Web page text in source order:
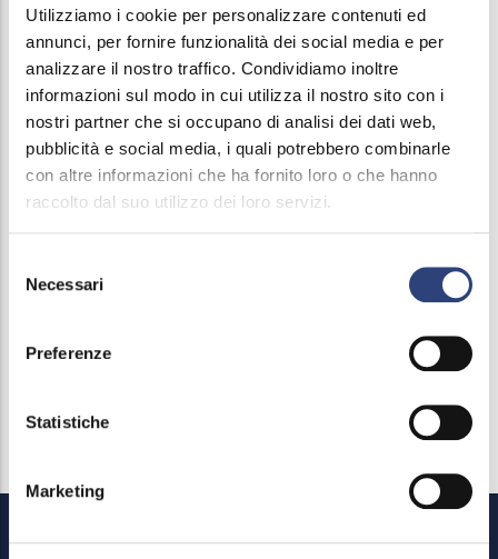
Utilizziamo i cookie per personalizzare contenuti ed
annunci, per fornire funzionalità dei social media e per
analizzare il nostro traffico. Condividiamo inoltre
informazioni sul modo in cui utilizza il nostro sito con i
nostri partner che si occupano di analisi dei dati web,
pubblicità e social media, i quali potrebbero combinarle
con altre informazioni che ha fornito loro o che hanno
raccolto dal suo utilizzo dei loro servizi.
delNecessari
Preferenze
Statistiche
Marketing
Main
navigation
News
Riflessi, Magazine & podcast
Giornata Provinciale dell'Acqua
Podcast
Contributi, sponsorizzazioni e patrocini